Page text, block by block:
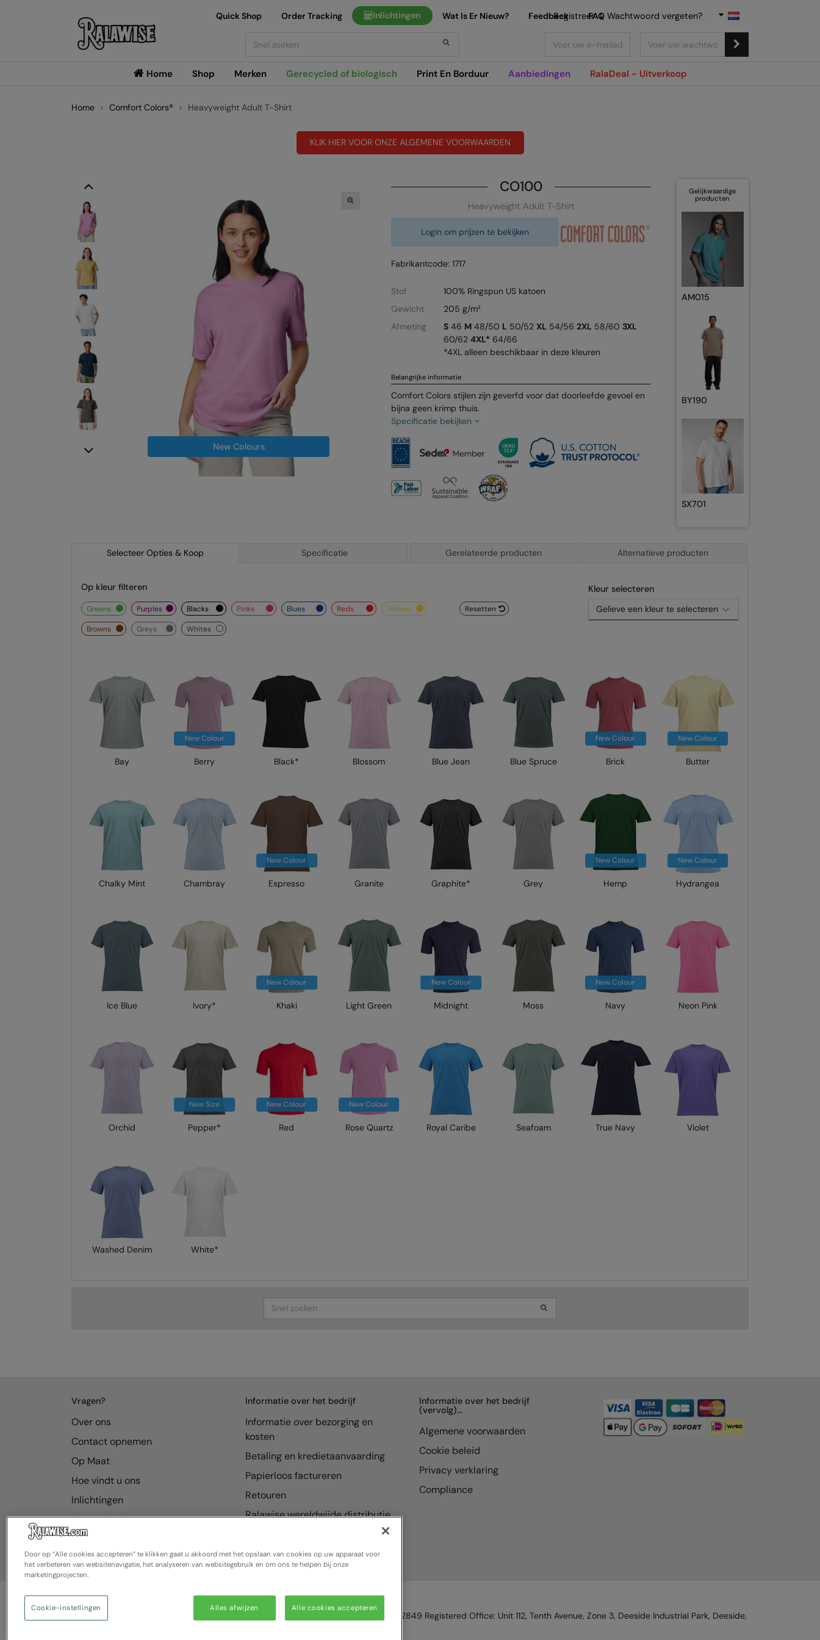
Home Shop Merken Gerecycled of biologisch Print En Borduur Aanbiedingen RalaDeal - Uitverkoop
Quick Shop Order Tracking Inlichtingen Wat Is Er Nieuw? Feedback FAQ
Registreer | Wachtwoord vergeten?
Home Comfort Colors® Heavyweight Adult T-Shirt
KLIK HIER VOOR ONZE ALGEMENE VOORWAARDEN
CO100
Heavyweight Adult T-Shirt
Login om prijzen te bekijken
Fabrikantcode: 1717
Stof
100% Ringspun US katoen
Gewicht
205 g/m²
Afmeting
S46 M48/50 L 50/52 XL 54/56 2XL 58/60 3XL
60/62 4XL* 64/66
*4XL alleen beschikbaar in deze kleuren
Belangrijke informatie
Comfort Colors stijlen zijn geverfd voor dat doorleefde gevoel en
bijna geen krimp thuis.
Specificatie bekijken
New Colours
Previous
Next
Gelijkwaardige
producten
AM015
BY190
SX701
Selecteer Opties & Koop Specificatie Gerelateerde producten Alternatieve producten
Kleur selecteren
Op kleur filteren
Resetten
greens purples blacks pinks blues reds yellows
browns greys whites
Bay
New Colour
Berry Black* Blossom Blue Jean Blue Spruce
New Colour
Brick
New Colour
Butter
Chalky Mint Chambray
New Colour
Espresso Granite Graphite* Grey
New Colour
Hemp
New Colour
Hydrangea
Ice Blue Ivory*
New Colour
Khaki Light Green
New Colour
Midnight Moss
New Colour
Navy Neon Pink
Orchid
New Size
Pepper*
New Colour
Red
New Colour
Rose Quartz Royal Caribe Seafoam True Navy Violet
Washed Denim White*
Search
Vragen?
Over ons
Contact opnemen
Op Maat
Hoe vindt u ons
Inlichtingen
Bronnenhub
FAQ
Informatie over het bedrijf
Informatie over bezorging en
kosten
Betaling en kredietaanvaarding
Papierloos factureren
Retouren
Ralawise wereldwijde distributie
Informatie over het bedrijf
(vervolg)...
Algemene voorwaarden
Cookie beleid
Privacy verklaring
Compliance
© Ralawise 2025| Ralawise Limited, Registered in England & Wales, Reg Number 1362849 Registered Office: Unit 112, Tenth Avenue, Zone 3, Deeside Industrial Park, Deeside,
Door op “Alle cookies accepteren” te klikken gaat u akkoord met het opslaan van cookies op uw apparaat voor
het verbeteren van websitenavigatie, het analyseren van websitegebruik en om ons te helpen bij onze
marketingprojecten.
Alles afwijzen Alle cookies accepteren
Cookie-instellingen